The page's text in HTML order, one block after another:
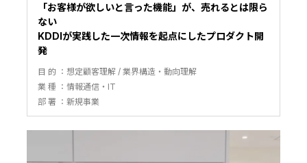
「お客様が欲しいと言った機能」が、売れるとは限ら
ない
KDDIが実践した一次情報を起点にしたプロダクト開
発
目 的 想定顧客理解
業界構造・動向理解
業 種
情報通信・IT
部 署
新規事業